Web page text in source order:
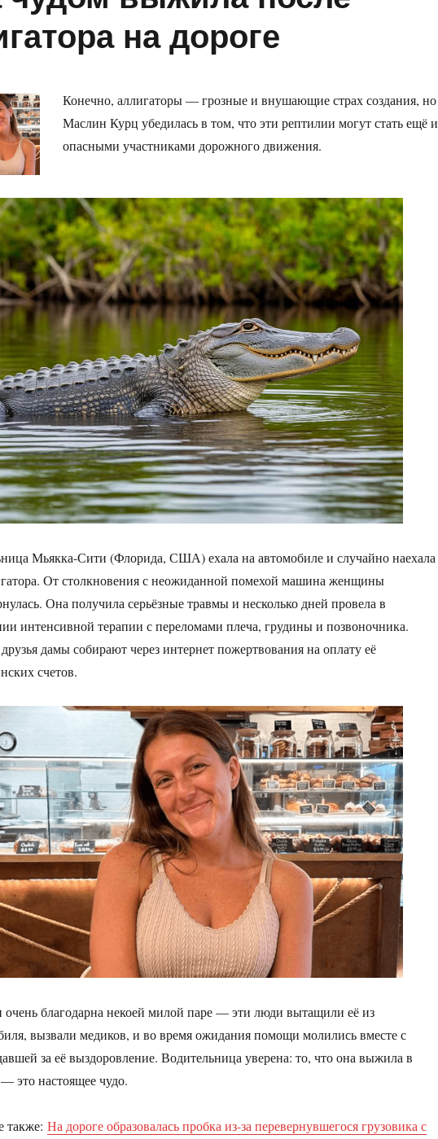
на дороге
Конечно, аллигаторы — грозные и внушающие страх создания, но
Маслин Курц убедилась в том, что эти рептилии могут стать ещё и
опасными участниками дорожного движения.
Мьякка-Сити (Флорида, США) ехала на автомобиле и случайно наехала
От столкновения с неожиданной помехой машина женщины
Она получила серьёзные травмы и несколько дней провела в
интенсивной терапии с переломами плеча, грудины и позвоночника.
дамы собирают через интернет пожертвования на оплату её
счетов.
благодарна некоей милой паре — эти люди вытащили её из
вызвали медиков, и во время ожидания помощи молились вместе с
за её выздоровление. Водительница уверена: то, что она выжила в
это настоящее чудо.
также: На дороге образовалась пробка из-за перевернувшегося грузовика с